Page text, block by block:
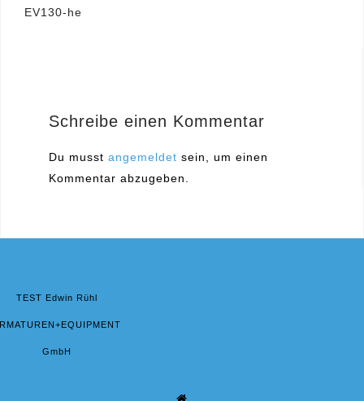
Beitrags-
EV130-he
Schreibe einen Kommentar
Du musst angemeldet sein, um einen
Kommentar abzugeben.
TEST Edwin Rühl
GmbH